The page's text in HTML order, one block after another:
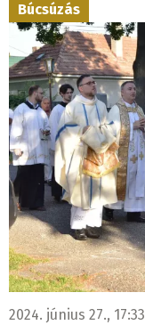
Búcsúzás
2024. június 27., 17:33